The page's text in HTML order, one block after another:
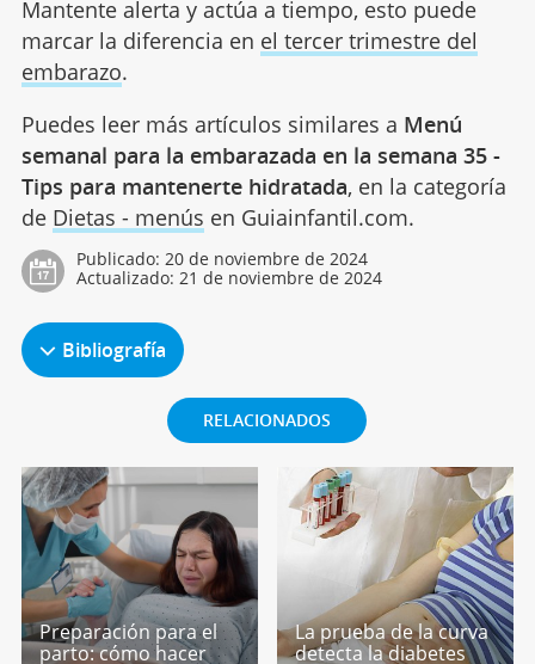
Mantente alerta y actúa a tiempo, esto puede
marcar la diferencia en el tercer trimestre del
embarazo.
Puedes leer más artículos similares a Menú
semanal para la embarazada en la semana 35 -
Tips para mantenerte hidratada, en la categoría
de Dietas - menús en Guiainfantil.com.
Publicado: 20 de noviembre de 2024
Actualizado: 21 de noviembre de 2024
Bibliografía
RELACIONADOS
Preparación para el
parto: cómo hacer
La prueba de la curva
detecta la diabetes